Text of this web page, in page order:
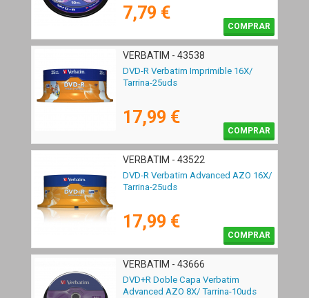
7,79 €
COMPRAR
VERBATIM - 43538
DVD-R Verbatim Imprimible 16X/
Tarrina-25uds
17,99 €
COMPRAR
VERBATIM - 43522
DVD-R Verbatim Advanced AZO 16X/
Tarrina-25uds
17,99 €
COMPRAR
VERBATIM - 43666
DVD+R Doble Capa Verbatim
Advanced AZO 8X/ Tarrina-10uds